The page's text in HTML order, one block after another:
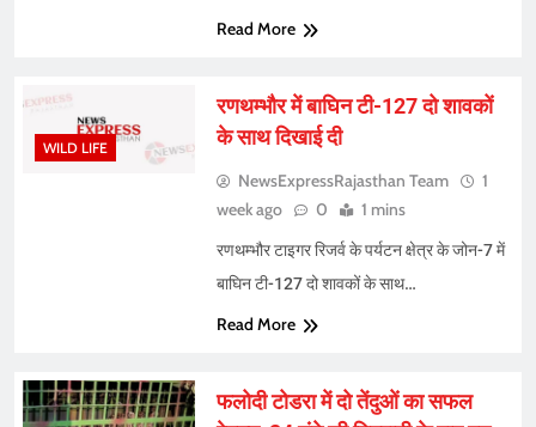
Read More
WILD LIFE
रणथम्भौर में बाघिन टी-127 दो शावकों
के साथ दिखाई दी
NewsExpressRajasthan Team
1
week ago
0 1 mins
रणथम्भौर टाइगर रिजर्व के पर्यटन क्षेत्र के जोन-7 में
बाघिन टी-127 दो शावकों के साथ…
Read More
फलोदी टोडरा में दो तेंदुओं का सफल